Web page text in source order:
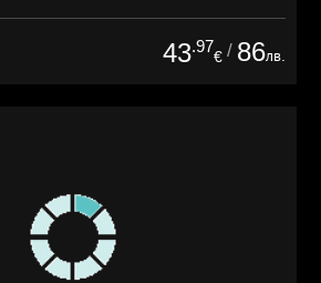
43.97
€ / 86лв.